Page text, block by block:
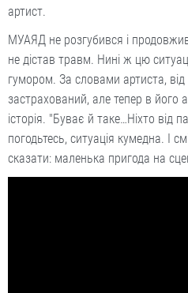
артист.
МУАЯД не розгубився і
не дістав травм. Нині ж цю
гумором. За словами артиста, від
застрахований, але тепер в його
історія. "Буває й таке…Ніхто від
погодьтесь, ситуація кумедна. І
сказати: маленька пригода на